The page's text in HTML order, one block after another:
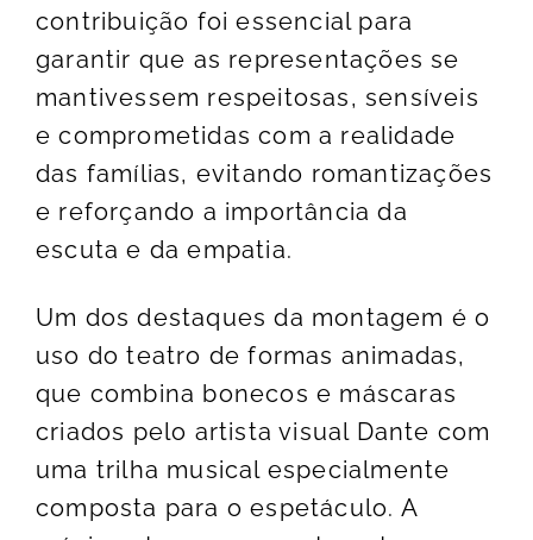
contribuição foi essencial para
garantir que as representações se
mantivessem respeitosas, sensíveis
e comprometidas com a realidade
das famílias, evitando romantizações
e reforçando a importância da
escuta e da empatia.
Um dos destaques da montagem é o
uso do teatro de formas animadas,
que combina bonecos e máscaras
criados pelo artista visual Dante com
uma trilha musical especialmente
composta para o espetáculo. A